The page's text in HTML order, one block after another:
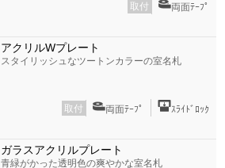
取付 両面ﾃｰﾌﾟ
アクリルWプレート
スタイリッシュなツートンカラーの室名札
取付 両面ﾃｰﾌﾟ ｽﾗｲﾄﾞﾛｯｸ
ガラスアクリルプレート
青緑がかった透明色の爽やかな室名札